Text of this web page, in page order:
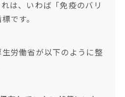
は、いわば「免疫のバリ
です。
労働省が以下のように整